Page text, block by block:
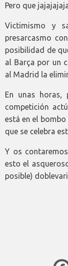
Pero que
Victimismo y
presarcasmo
posibilidad de
al Barça por un
al Madrid la
En unas
competición
está en el
que se celebra
Y os
esto el
posible)